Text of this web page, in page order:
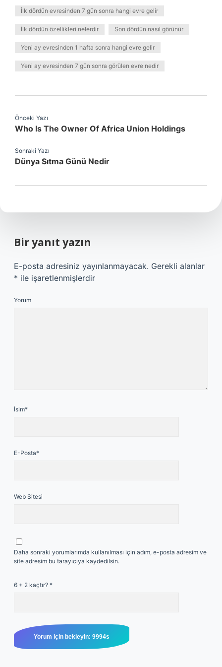
İlk dördün evresinden 7 gün sonra hangi evre gelir
İlk dördün özellikleri nelerdir Son dördün nasıl görünür
Yeni ay evresinden 1 hafta sonra hangi evre gelir
Yeni ay evresinden 7 gün sonra görülen evre nedir
Önceki Yazı
Who Is The Owner Of Africa Union Holdings
Sonraki Yazı
Dünya Sıtma Günü Nedir
Bir yanıt yazın
E-posta adresiniz yayınlanmayacak. Gerekli alanlar
* ile işaretlenmişlerdir
Yorum
İsim*
E-Posta*
Web Sitesi
Daha sonraki yorumlarımda kullanılması için adım, e-posta adresim ve
site adresim bu tarayıcıya kaydedilsin.
6 + 2 kaçtır? *